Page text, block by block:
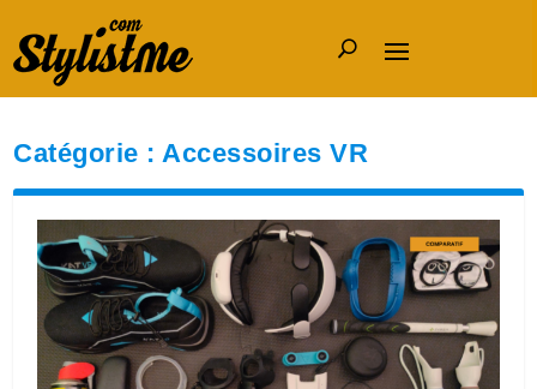
Catégorie :Accessoires VR